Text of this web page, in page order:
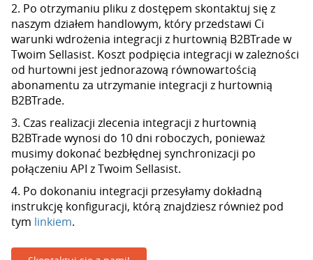
2. Po otrzymaniu pliku z dostępem skontaktuj się z
naszym działem handlowym, który przedstawi Ci
warunki wdrożenia integracji z hurtownią B2BTrade w
Twoim Sellasist. Koszt podpięcia integracji w zależności
od hurtowni jest jednorazową równowartością
abonamentu za utrzymanie integracji z hurtownią
B2BTrade.
3. Czas realizacji zlecenia integracji z hurtownią
B2BTrade wynosi do 10 dni roboczych, ponieważ
musimy dokonać bezbłędnej synchronizacji po
połączeniu API z Twoim Sellasist.
4. Po dokonaniu integracji przesyłamy dokładną
instrukcję konfiguracji, którą znajdziesz również pod
tym linkiem.